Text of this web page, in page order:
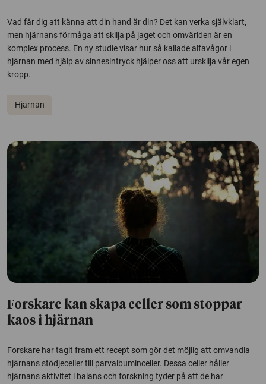
Vad får dig att känna att din hand är din? Det kan verka självklart,
men hjärnans förmåga att skilja på jaget och omvärlden är en
komplex process. En ny studie visar hur så kallade alfavågor i
hjärnan med hjälp av sinnesintryck hjälper oss att urskilja vår egen
kropp.
Hjärnan
Forskare kan skapa celler som stoppar
kaos i hjärnan
Forskare har tagit fram ett recept som gör det möjlig att omvandla
hjärnans stödjeceller till parvalbuminceller. Dessa celler håller
hjärnans aktivitet i balans och forskning tyder på att de har